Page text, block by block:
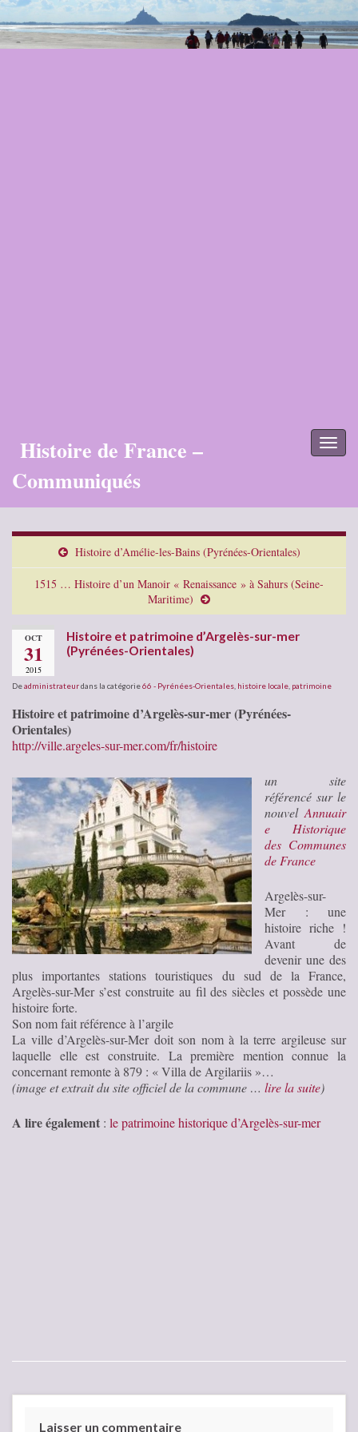
Histoire de France –
Communiqués
Histoire d’Amélie-les-Bains (Pyrénées-Orientales)
1515 … Histoire d’un Manoir « Renaissance » à Sahurs (Seine-
Maritime)
OCT
31
2015
Histoire et patrimoine d’Argelès-sur-mer
(Pyrénées-Orientales)
Deadministrateurdans la catégorie66 - Pyrénées-Orientales histoire locale patrimoine
Histoire et patrimoine d’Argelès-sur-mer (Pyrénées-
Orientales)
http://ville.argeles-sur-mer.com/fr/histoire
un site
référencé sur le
nouvel Annuair
e Historique
des Communes
de France
Argelès-sur-
Mer : une
histoire riche !
Avant de
devenir une des
plus importantes stations touristiques du sud de la France,
Argelès-sur-Mer s’est construite au fil des siècles et possède une
histoire forte.
Son nom fait référence à l’argile
La ville d’Argelès-sur-Mer doit son nom à la terre argileuse sur
laquelle elle est construite. La première mention connue la
concernant remonte à 879 : « Villa de Argilariis »…
(image et extrait du site officiel de la commune … lire la suite)
A lire également : le patrimoine historique d’Argelès-sur-mer
Laisser un commentaire